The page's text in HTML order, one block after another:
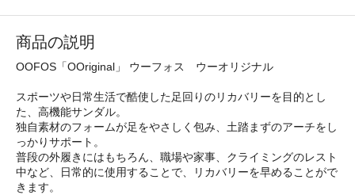
商品の説明
OOFOS「OOriginal」 ウーフォス ウーオリジナル
スポーツや日常生活で酷使した足回りのリカバリーを目的とし
た、高機能サンダル。
独自素材のフォームが足をやさしく包み、土踏まずのアーチをし
っかりサポート。
普段の外履きにはもちろん、職場や家事、クライミングのレスト
中など、日常的に使用することで、リカバリーを早めることがで
きます。